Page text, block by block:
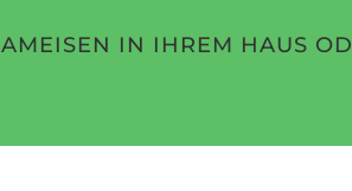
AMEISEN IN IHREM HAUS